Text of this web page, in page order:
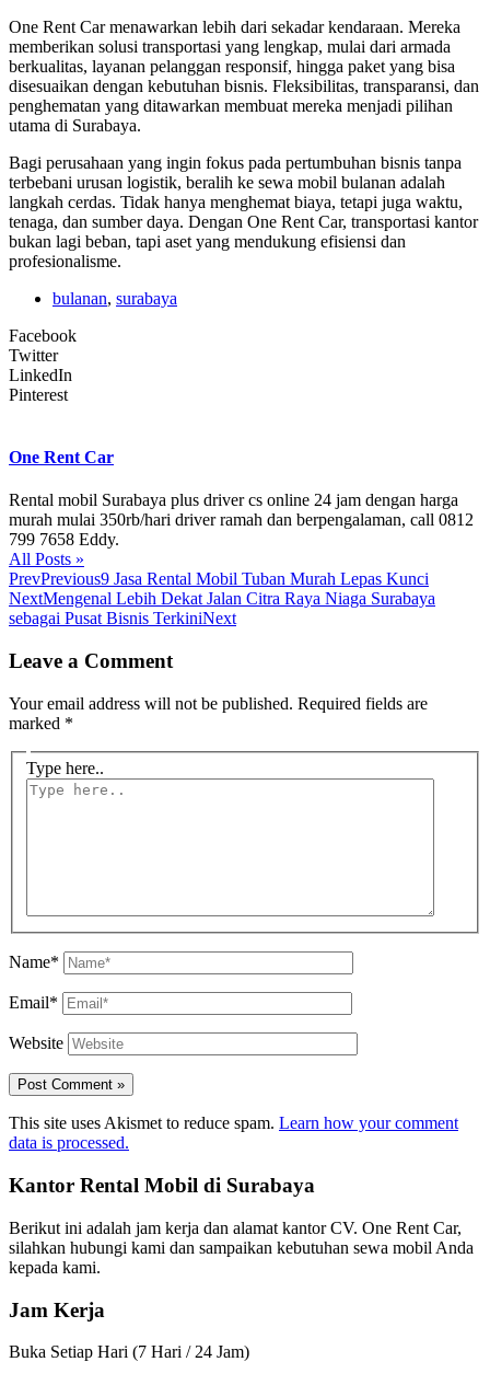
One Rent Car menawarkan lebih dari sekadar kendaraan. Mereka
memberikan solusi transportasi yang lengkap, mulai dari armada
berkualitas, layanan pelanggan responsif, hingga paket yang bisa
disesuaikan dengan kebutuhan bisnis. Fleksibilitas, transparansi, dan
penghematan yang ditawarkan membuat mereka menjadi pilihan
utama di Surabaya.
Bagi perusahaan yang ingin fokus pada pertumbuhan bisnis tanpa
terbebani urusan logistik, beralih ke sewa mobil bulanan adalah
langkah cerdas. Tidak hanya menghemat biaya, tetapi juga waktu,
tenaga, dan sumber daya. Dengan One Rent Car, transportasi kantor
bukan lagi beban, tapi aset yang mendukung efisiensi dan
profesionalisme.
bulanan, surabaya
Facebook
Twitter
LinkedIn
Pinterest
One Rent Car
Rental mobil Surabaya plus driver cs online 24 jam dengan harga
murah mulai 350rb/hari driver ramah dan berpengalaman, call 0812
799 7658 Eddy.
All Posts »
PrevPrevious9 Jasa Rental Mobil Tuban Murah Lepas Kunci
NextMengenal Lebih Dekat Jalan Citra Raya Niaga Surabaya
sebagai Pusat Bisnis TerkiniNext
Leave a Comment
Your email address will not be published. Required fields are
marked *
Type here..
Name*
Email*
Website
This site uses Akismet to reduce spam. Learn how your comment
data is processed.
Kantor Rental Mobil di Surabaya
Berikut ini adalah jam kerja dan alamat kantor CV. One Rent Car,
silahkan hubungi kami dan sampaikan kebutuhan sewa mobil Anda
kepada kami.
Jam Kerja
Buka Setiap Hari (7 Hari / 24 Jam)